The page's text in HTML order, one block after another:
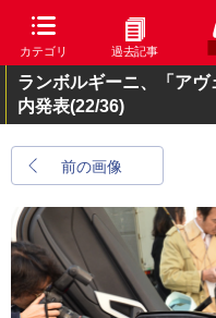
カテゴリ 過去記事
ランボルギーニ、「ア
内発表(22/36)
前の画像